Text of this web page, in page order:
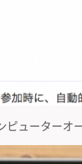
ューターオ